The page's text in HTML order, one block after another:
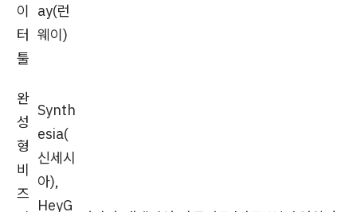
이
터
툴
ay(런
웨이)
완
성
형
비
즈
Synth
esia(
신세시
아),
HeyG